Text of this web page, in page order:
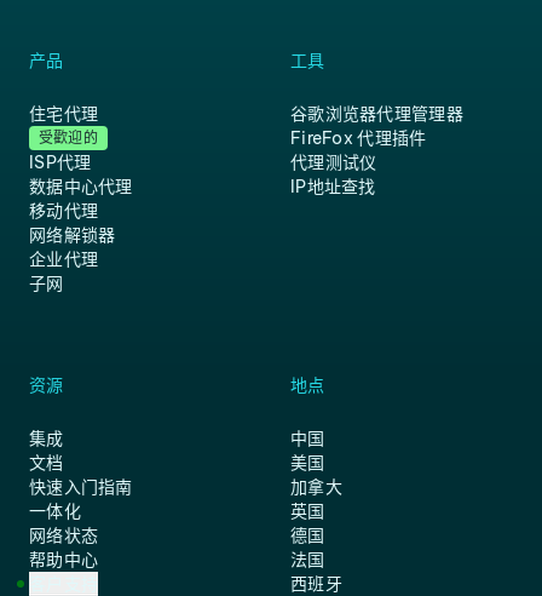
产品
住宅代理
受歡迎的
ISP代理
数据中心代理
移动代理
网络解锁器
企业代理
子网
工具
谷歌浏览器代理管理器
FireFox 代理插件
代理测试仪
IP地址查找
资源
集成
文档
快速入门指南
一体化
网络状态
帮助中心
地点
中国
美国
加拿大
英国
德国
法国
西班牙